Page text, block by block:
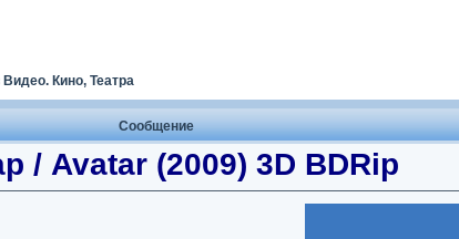
Кино, Театра
Сообщение
/ Avatar (2009) 3D BDRip